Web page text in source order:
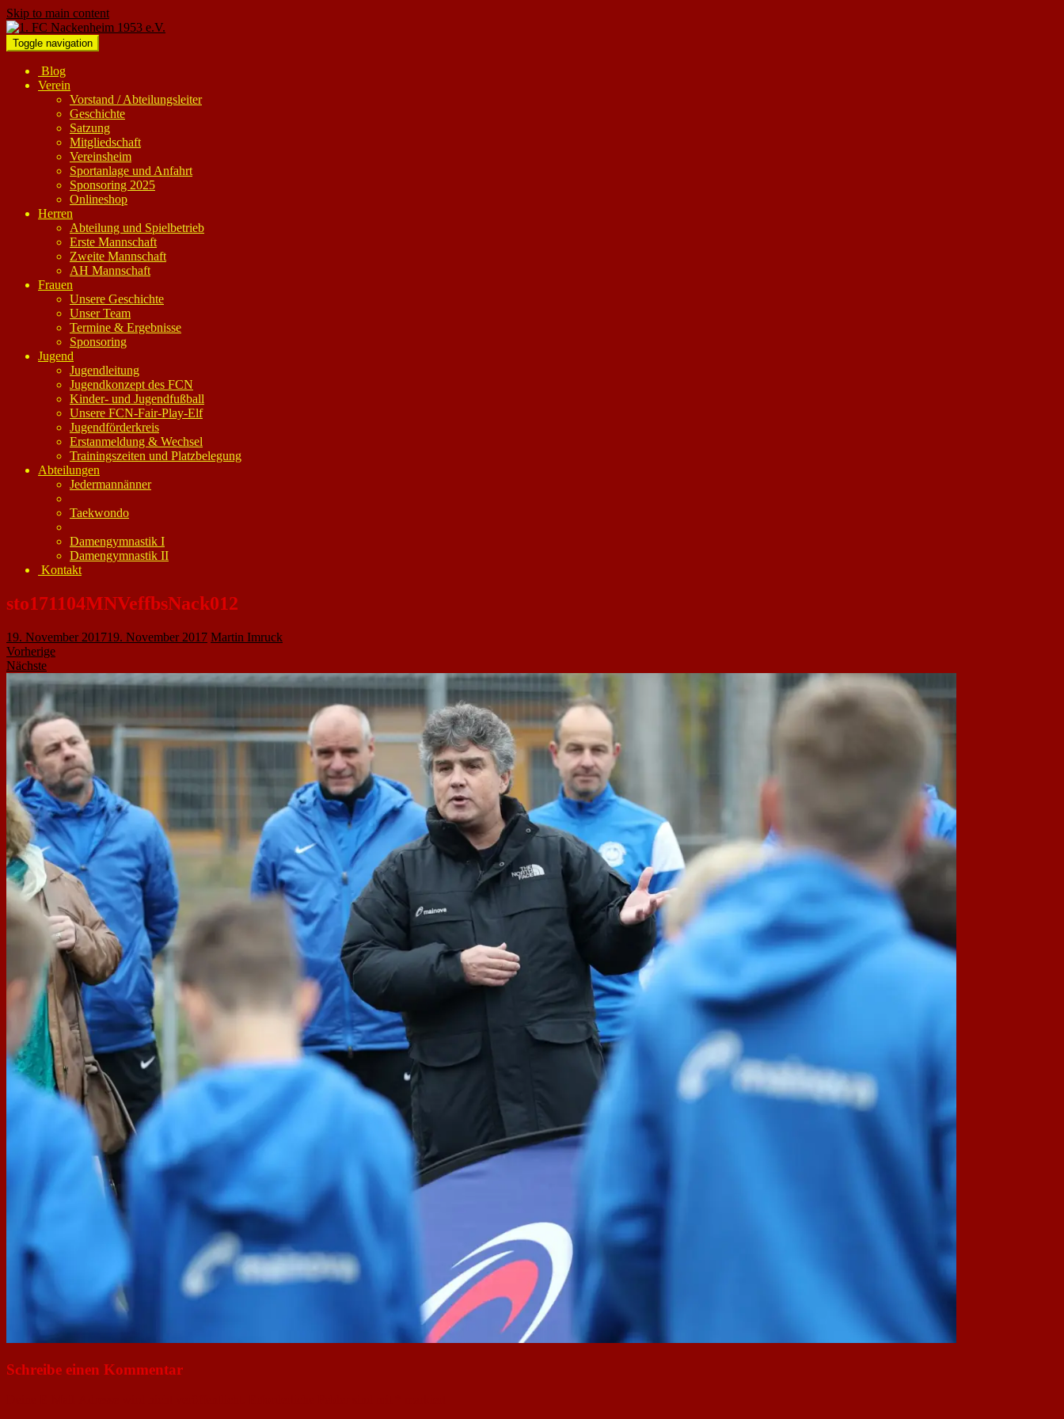
Skip to main content
Toggle navigation
Blog
Verein
Vorstand / Abteilungsleiter
Geschichte
Satzung
Mitgliedschaft
Vereinsheim
Sportanlage und Anfahrt
Sponsoring 2025
Onlineshop
Herren
Abteilung und Spielbetrieb
Erste Mannschaft
Zweite Mannschaft
AH Mannschaft
Frauen
Unsere Geschichte
Unser Team
Termine & Ergebnisse
Sponsoring
Jugend
Jugendleitung
Jugendkonzept des FCN
Kinder- und Jugendfußball
Unsere FCN-Fair-Play-Elf
Jugendförderkreis
Erstanmeldung & Wechsel
Trainingszeiten und Platzbelegung
Abteilungen
Jedermannänner
Taekwondo
Damengymnastik I
Damengymnastik II
Kontakt
sto171104MNVeffbsNack012
19. November 201719. November 2017 Martin Imruck
Vorherige
Nächste
Schreibe einen Kommentar